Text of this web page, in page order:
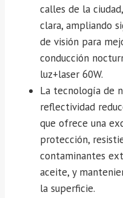
calles de la
clara, ampliando
de visión para
conducción
luz+laser 60W.
La tecnología de
reflectividad
que ofrece una
protección,
contaminantes
aceite, y
la superficie.